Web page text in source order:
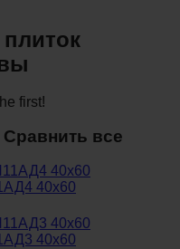
first!
Сравнить все
40x60
40x60